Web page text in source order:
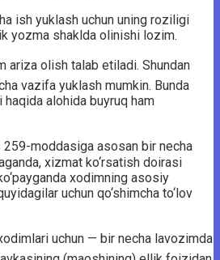
ish yuklash uchun uning roziligi
yozma shaklda olinishi lozim.
ariza olish talab etiladi. Shundan
vazifa yuklash mumkin. Bunda
alohida buyruq ham
259-moddasiga asosan bir necha
xizmat ko‘rsatish doirasi
xodimning asosiy
uchun qo‘shimcha to‘lov
uchun — bir necha lavozimda